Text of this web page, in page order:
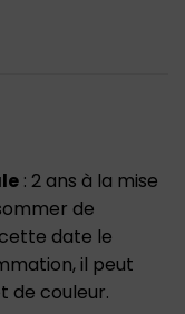
: 2 ans à la mise
de
date le
il peut
de couleur.